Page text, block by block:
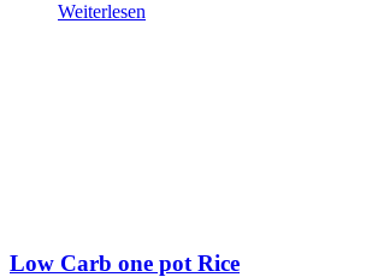
Weiterlesen
Low Carb one pot Rice